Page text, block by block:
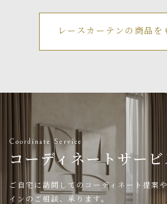
レースカーテンの商品を
Coordinate Service
コーディネートサービ
ご自宅に訪問してのコーディネート提案
インのご相談、承ります。